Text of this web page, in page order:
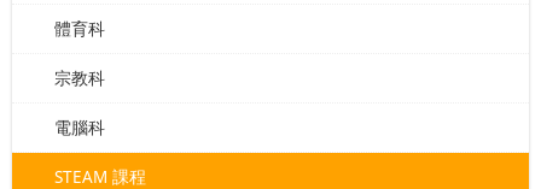
體育科
宗教科
電腦科
STEAM 課程